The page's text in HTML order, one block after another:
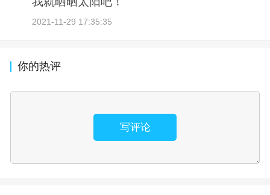
2021-11-29 17:35:35
你的热评
写评论